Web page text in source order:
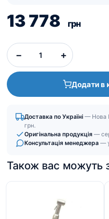
13 778 грн
− +
Додати в
Доставка по Україні — Нова
грн.
Оригінальна продукція —
Консультація менеджера —
Також вас можуть